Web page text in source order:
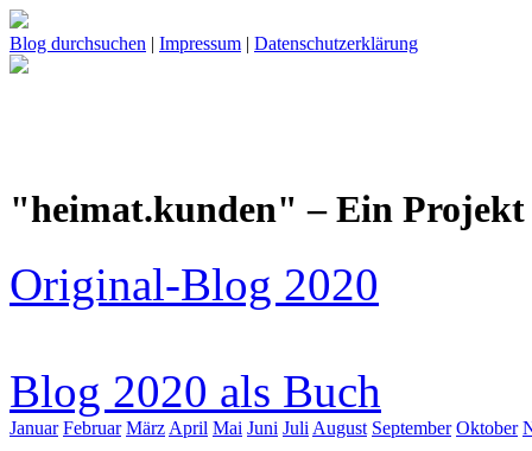
Blog durchsuchen | Impressum | Datenschutzerklärung
"heimat.kunden" – Ein
Original-Blog 2020
Blog 2020 als Buch
Januar Februar März April Mai Juni Juli August September Oktober